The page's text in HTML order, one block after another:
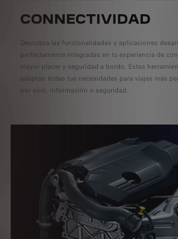
CONNECTIVIDAD
Descubra las funcionalidades y aplicaciones
perfectamente integradas en tu experiencia de
mayor placer y seguridad a bordo. Estas
adaptan todas tus necesidades para viajes más
por ocio, información o seguridad.